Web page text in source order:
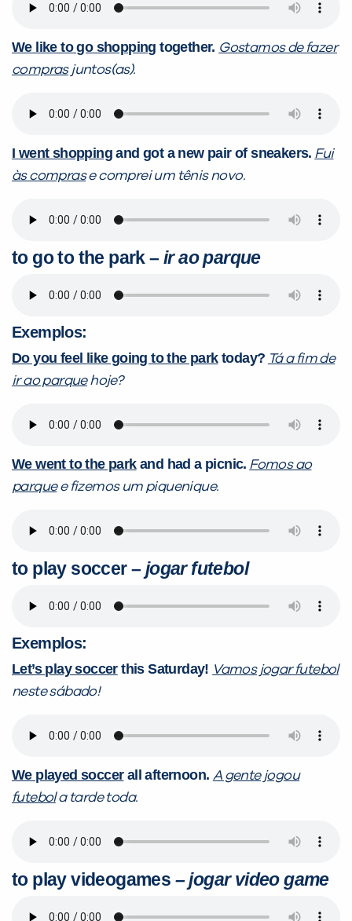
We like to go shopping together. Gostamos de fazer
comprasjuntos(as).
I went shopping and got a new pair of sneakers. Fui
às comprase comprei um tênis novo.
to go to the park–ir ao parque
Exemplos:
Do you feel like going to the parktoday? Tá a fim de
ir ao parquehoje?
We went to the parkand had a picnic. Fomos ao
parquee fizemos um piquenique.
to play soccer– jogar futebol
Exemplos:
Let’s play soccerthis Saturday! Vamos jogar futebol
neste sábado!
We played soccerall afternoon. A gente jogou
futebola tarde toda.
to play videogames – jogar video game